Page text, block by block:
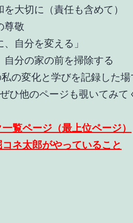
大切に（責任も含めて）
尊敬
、自分を変える」
分の家の前を掃除する
の変化と学びを記録した場
ひ他のページも覗いてみて
覧ページ （最上位ページ）
ネ太郎がやっていること